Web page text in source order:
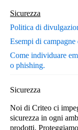
Sicurezza
Politica di
Esempi di
Come individuare
o phishing.
Sicurezza
Noi di Criteo ci
sicurezza in ogni
prodotti.